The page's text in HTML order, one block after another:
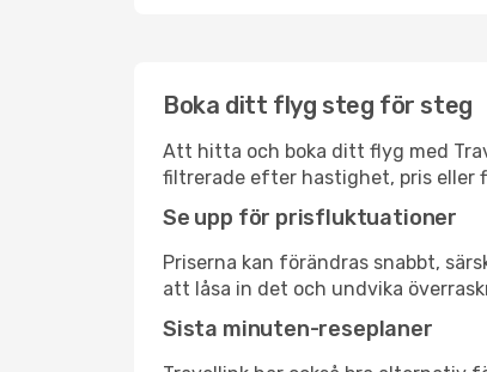
Boka ditt flyg steg för steg
Att hitta och boka ditt flyg med
filtrerade efter hastighet, pris eller
Se upp för prisfluktuationer
Priserna kan förändras snabbt,
att låsa in det och undvika
Sista minuten-reseplaner